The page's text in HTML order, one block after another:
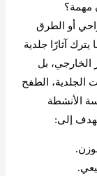
مهمة؟
أو الطرق
يترك آثارًا جلدية
الخارجي، بل
الجلدية، الطفح
الأنشطة
إلى: